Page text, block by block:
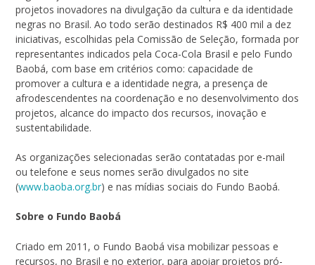
projetos inovadores na divulgação da cultura e da identidade
negras no Brasil. Ao todo serão destinados R$ 400 mil a dez
iniciativas, escolhidas pela Comissão de Seleção, formada por
representantes indicados pela Coca-Cola Brasil e pelo Fundo
Baobá, com base em critérios como: capacidade de
promover a cultura e a identidade negra, a presença de
afrodescendentes na coordenação e no desenvolvimento dos
projetos, alcance do impacto dos recursos, inovação e
sustentabilidade.
As organizações selecionadas serão contatadas por e-mail
ou telefone e seus nomes serão divulgados no site
(www.baoba.org.br) e nas mídias sociais do Fundo Baobá.
Sobre o Fundo Baobá
Criado em 2011, o Fundo Baobá visa mobilizar pessoas e
recursos, no Brasil e no exterior, para apoiar projetos pró-